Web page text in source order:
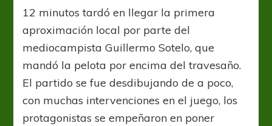
12 minutos tardó en llegar la primera
aproximación local por parte del
mediocampista Guillermo Sotelo, que
mandó la pelota por encima del travesaño.
El partido se fue desdibujando de a poco,
con muchas intervenciones en el juego, los
protagonistas se empeñaron en poner